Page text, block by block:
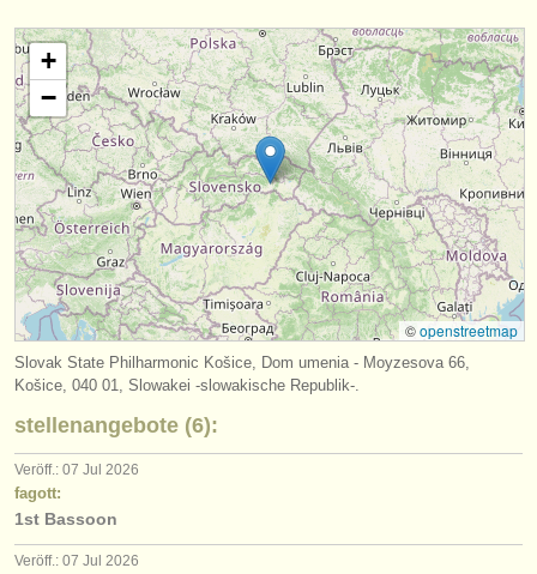
nachrichten in der klassischen musik
verlage:
anzeige veröffentlichen
find out about ourATS
ATSfaq
einloggen
+
−
©openstreetmap
Slovak State Philharmonic Košice, Dom umenia - Moyzesova 66,
Košice, 040 01, Slowakei -slowakische Republik-.
stellenangebote (6):
Veröff.: 07 Jul 2026
fagott:
1st Bassoon
Veröff.: 07 Jul 2026